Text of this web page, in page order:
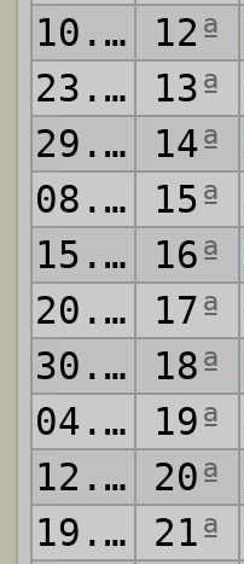
10.11.2024
12ª
23.11.2024
13ª
29.11.2024
14ª
08.12.2024
15ª
15.12.2024
16ª
20.12.2024
17ª
30.12.2024
18ª
04.01.2025
19ª
12.01.2025
20ª
19.01.2025
21ª